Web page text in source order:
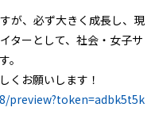
が、必ず大きく成長し、現
ターとして、社会・女子サ
。
くお願いします！
preview?token=adbk5t5k